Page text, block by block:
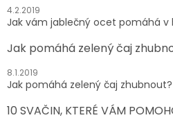
4.2.2019
Jak vám jablečný ocet pomáhá v
Jak pomáhá zelený čaj
8.1.2019
Jak pomáhá zelený čaj zhubnout?
10 SVAČIN, KTERÉ VÁM